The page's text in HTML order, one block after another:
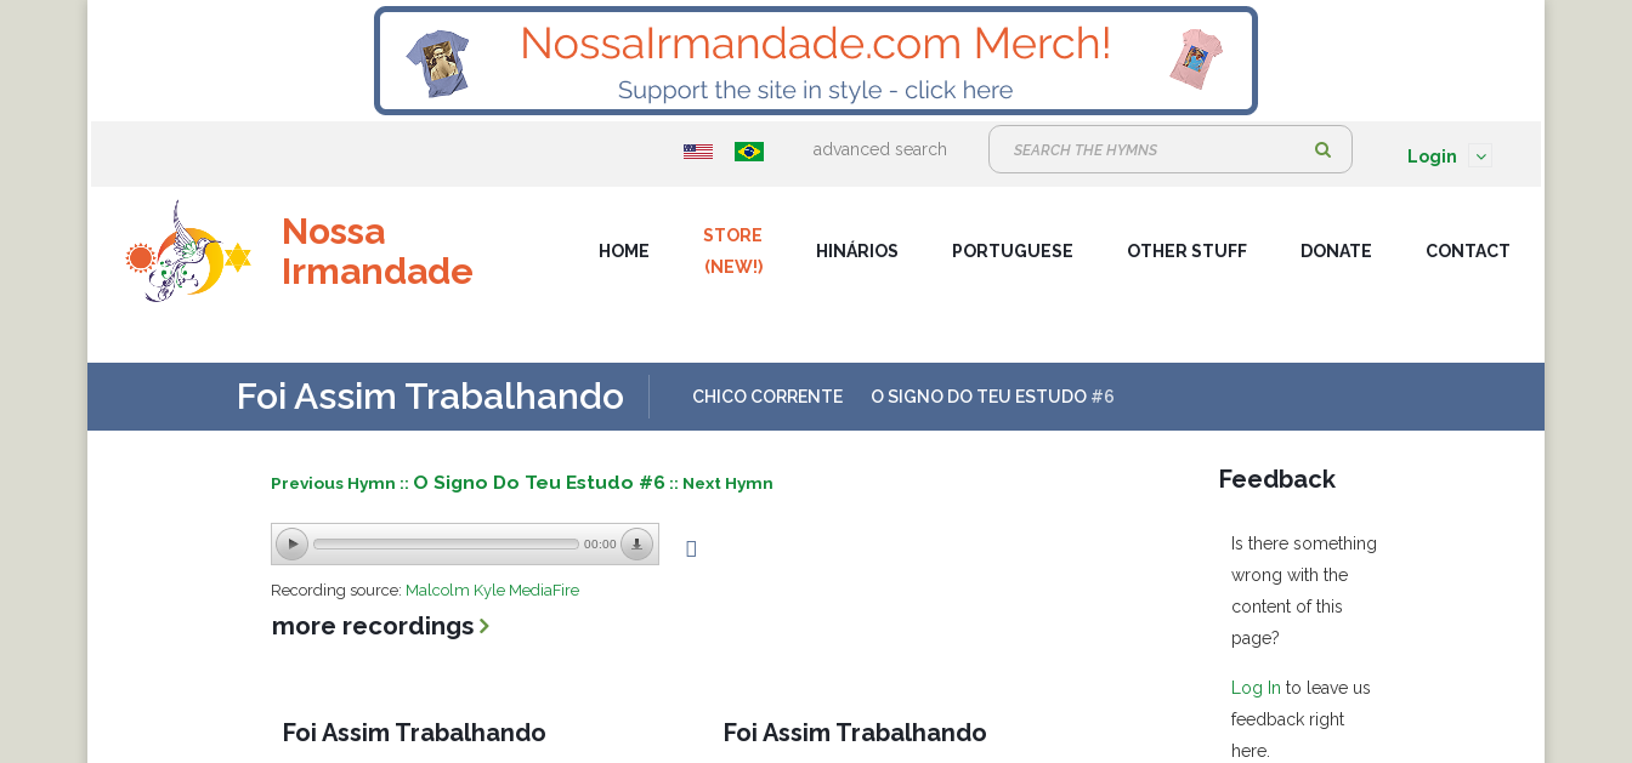
advanced search
r
:
Login
Nossa
Irmandade
HOME
STORE
(NEW!)
HINÁRIOS PORTUGUESE OTHER STUFF DONATE CONTACT
Foi Assim Trabalhando CHICO CORRENTE O SIGNO DO TEU ESTUDO #6
Previous Hymn :: O Signo Do Teu Estudo #6 :: Next Hymn
00:00
Recording source: Malcolm Kyle MediaFire
more recordings
Foi Assim Trabalhando Foi Assim Trabalhando
Feedback
Is there something
wrong with the
content of this
page?
Log In to leave us
feedback right
here.